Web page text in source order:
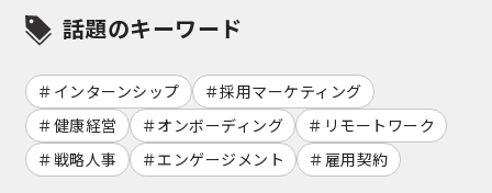
話題のキーワード
インターンシップ
採用マーケティング
健康経営
オンボーディング
リモートワーク
戦略人事
エンゲージメント 雇用契約